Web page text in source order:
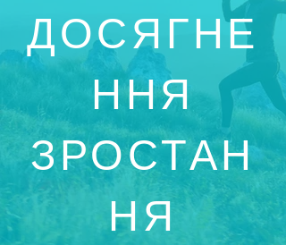
ДОСЯГНЕ
ННЯ
ЗРОСТАН
НЯ